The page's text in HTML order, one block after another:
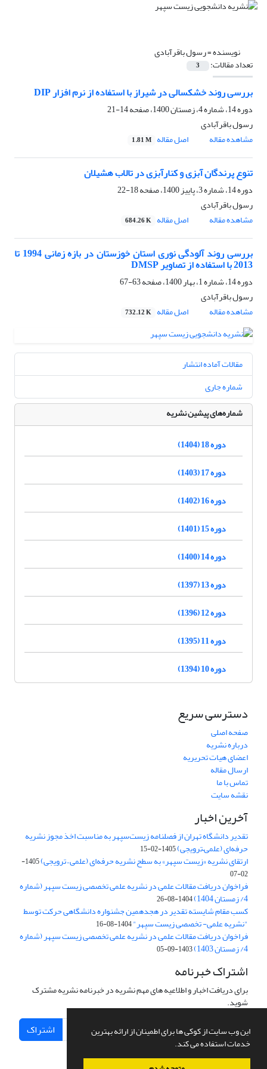
این وب سایت از کوکی ها برای اطمینان از ارائه بهترین
خدمات استفاده می کند.
نویسنده =رسول باقرآبادی
تعداد مقالات: 3
بررسی روند خشکسالی در شیراز با استفاده از نرم افزار DIP
دوره 14، شماره 4، زمستان 1400، صفحه
14-21
رسول باقرآبادی
مشاهده مقاله
اصل مقاله 1.81 M
تنوع پرندگان آبزی و کنارآبزی در تالاب هشیلان
دوره 14، شماره 3، پاییز 1400، صفحه
18-22
رسول باقرآبادی
مشاهده مقاله
اصل مقاله 684.26 K
بررسی روند آلودگی نوری استان خوزستان در بازه زمانی 1994 تا
2013 با استفاده از تصاویر DMSP
دوره 14، شماره 1، بهار 1400، صفحه
63-67
رسول باقرآبادی
مشاهده مقاله
اصل مقاله 732.12 K
مقالات آماده انتشار
شماره جاری
شماره‌های پیشین نشریه
دوره 18 (1404)
دوره 17 (1403)
دوره 16 (1402)
دوره 15 (1401)
دوره 14 (1400)
دوره 13 (1397)
دوره 12 (1396)
دوره 11 (1395)
دوره 10 (1394)
دسترسی سریع
صفحه اصلی
درباره نشریه
اعضای هیات تحریریه
ارسال مقاله
تماس با ما
نقشه سایت
آخرین اخبار
تقدیر دانشگاه تهران از فصلنامه زیست‌سپهر به مناسبت اخذ مجوز نشریه
حرفه‌ای (علمی–ترویجی)1405-02-15
ارتقای نشریه «زیست‌ سپهر» به سطح نشریه حرفه‌ای (علمی – ترویجی)
1405-
02-07
فراخوان دریافت مقالات علمی در نشریه علمی تخصصی زیست سپهر (شماره
4/ زمستان 1404) 1404-08-26
کسب مقام شایسته تقدیر در هجدهمین جشنواره دانشگاهی حرکت توسط
"نشریه علمی- تخصصی زیست سپهر"1404-08-16
فراخوان دریافت مقالات علمی در نشریه علمی تخصصی زیست سپهر (شماره
4/ زمستان 1403) 1403-09-05
اشتراک خبرنامه
برای دریافت اخبار و اطلاعیه های مهم نشریه در خبرنامه نشریه مشترک
شوید.
اشتراک